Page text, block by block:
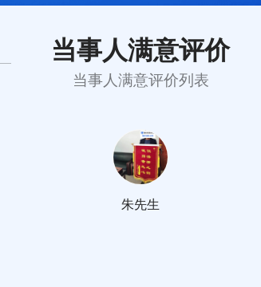
当事人满意评价
当事人满意评价列表
朱先生